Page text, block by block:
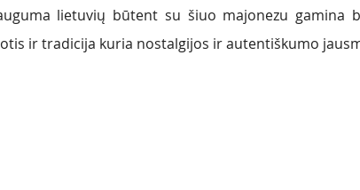
lietuvių būtent su šiuo majonezu gamina
ir tradicija kuria nostalgijos ir autentiškumo